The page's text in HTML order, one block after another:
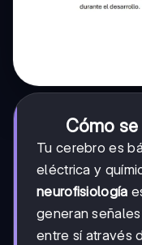
Cómo
Tu cerebro es
eléctrica y
neurofisiología
generan
entre sí através